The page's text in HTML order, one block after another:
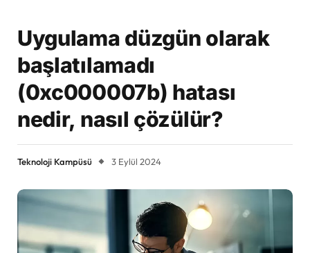
Uygulama düzgün olarak
başlatılamadı
(0xc000007b) hatası
nedir, nasıl çözülür?
Teknoloji Kampüsü 3 Eylül 2024